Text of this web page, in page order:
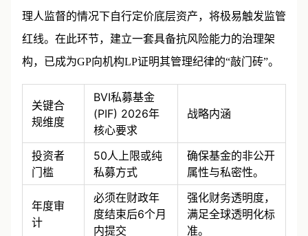
离。这意味着，如果一个GP试图在缺乏第三方行政管
理人监督的情况下自行定价底层资产，将极易触发监管
红线。在此环节，建立一套具备抗风险能力的治理架
关键合
BVI私募基金
(PIF) 2026年
核心要求
投资者
门槛
50人上限或纯
私募方式
确保基金的非公开
属性与私密性。
年度审
必须在财政年
度结束后6个月
强化财务透明度，
满足全球透明化标